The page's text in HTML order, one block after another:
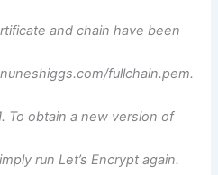
and chain have been
fullchain.pem.
To obtain a new version of
run Let’s Encrypt again.